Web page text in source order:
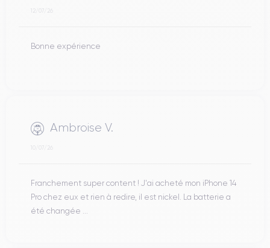
12/07/26
Bonne expérience
Ambroise V.
10/07/26
Franchement super content ! J'ai acheté mon iPhone 14
Pro chez eux et rien à redire, il est nickel. La batterie a
été changée ...